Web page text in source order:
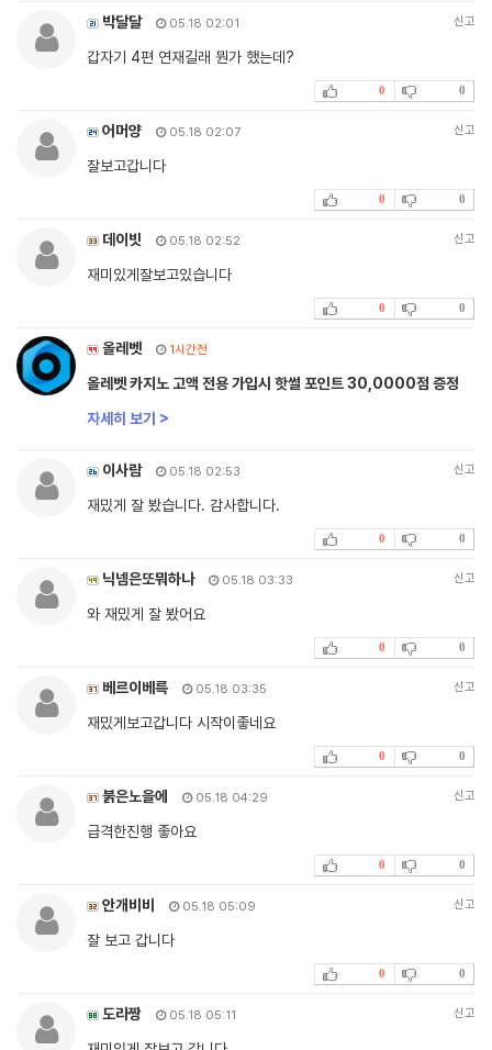
박달달 05.18 02:01 신고
갑자기 4편 연재길래 뭔가 했는데?
0 0
어머양 05.18 02:07 신고
잘보고갑니다
0 0
데이빗 05.18 02:52 신고
재미있게잘보고있습니다
0 0
올레벳 1시간전
올레벳 카지노 고액 전용 가입시 핫썰 포인트 30,0000점 증정
자세히 보기 >
이사람 05.18 02:53 신고
재밌게 잘 봤습니다. 감사합니다.
0 0
닉넴은또뭐하나 05.18 03:33 신고
와 재밌게 잘 봤어요
0 0
베르이베륵 05.18 03:35 신고
재밌게보고갑니다 시작이좋네요
0 0
붉은노을에 05.18 04:29 신고
급격한진행 좋아요
0 0
안개비비 05.18 05:09 신고
잘 보고 갑니다
0 0
도라짱 05.18 05:11 신고